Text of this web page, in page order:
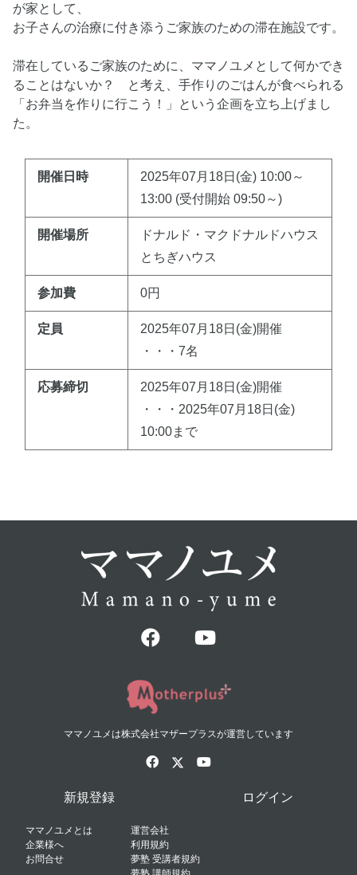
が家として、
お子さんの治療に付き添うご家族のための滞在施設です。
滞在しているご家族のために、ママノユメとして何かでき
ることはないか？ と考え、手作りのごはんが食べられる
「お弁当を作りに行こう！」という企画を立ち上げまし
た。
開催日時
2025年07月18日(金) 10:00～
13:00 (受付開始 09:50～)
開催場所
ドナルド・マクドナルドハウス
とちぎハウス
参加費 0円
定員
2025年07月18日(金)開催
・・・7名
応募締切
2025年07月18日(金)開催
・・・2025年07月18日(金)
10:00まで
ママノユメは株式会社マザープラスが運営しています
新規登録 ログイン
ママノユメとは
企業様へ
お問合せ
運営会社
利用規約
夢塾 受講者規約